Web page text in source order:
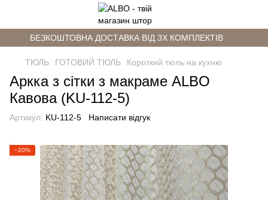
БЕЗКОШТОВНА ДОСТАВКА ВІД 3Х КОМПЛЕКТІВ
ТЮЛЬ ГОТОВИЙ ТЮЛЬ Короткий тюль на кухню
Аркка з сітки з макраме ALBO
Кавова (KU-112-5)
Артикул: KU-112-5 Написати відгук
−20%